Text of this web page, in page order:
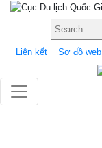
Liên kết Sơ đồ web